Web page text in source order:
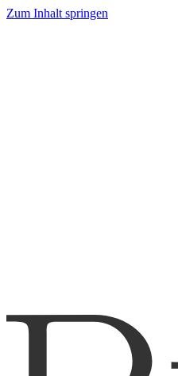
Zum Inhalt springen